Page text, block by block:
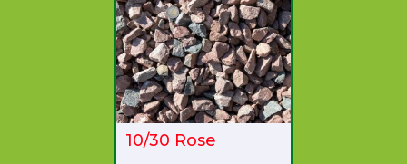
10/30 Rose